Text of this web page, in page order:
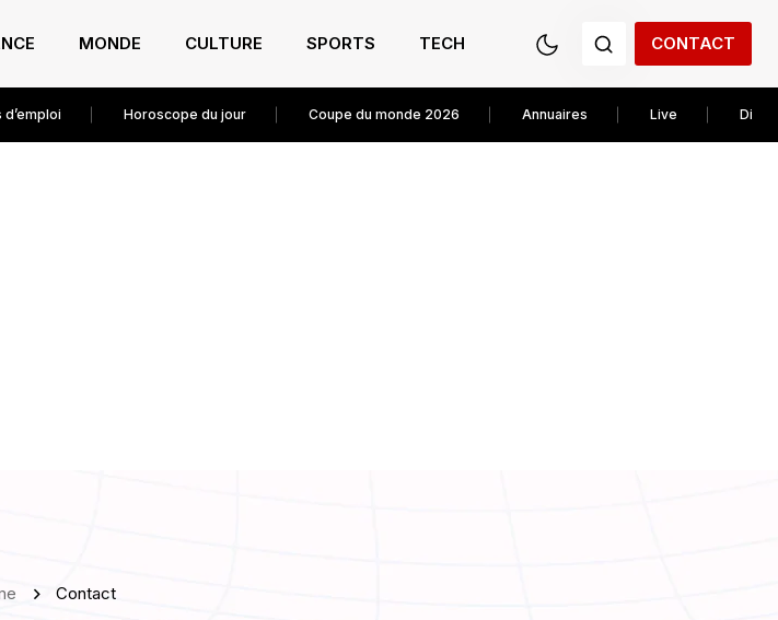
MONDE CULTURE SPORTS TECH CONTACT
Horoscope du jour Coupe du monde 2026 Annuaires Live
Contact